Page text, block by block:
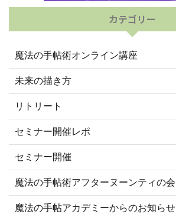
カテゴリー
魔法の手帖術オンライン講座
未来の描き方
リトリート
セミナー開催レポ
セミナー開催
魔法の手帖術アフターヌーンティの会
魔法の手帖アカデミーからのお知らせ